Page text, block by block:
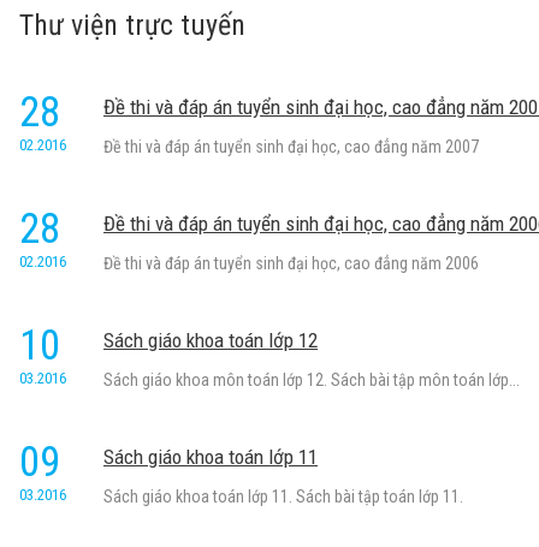
Thư viện trực tuyến
28
02.2016
Đề thi và đáp án tuyển sinh đại học, cao đẳng năm
Đề thi và đáp án tuyển sinh đại học, cao đẳng năm 2007
28
02.2016
Đề thi và đáp án tuyển sinh đại học, cao đẳng năm
Đề thi và đáp án tuyển sinh đại học, cao đẳng năm 2006
10
03.2016
Sách giáo khoa toán lớp 12
Sách giáo khoa môn toán lớp 12. Sách bài tập môn toán lớp...
09
03.2016
Sách giáo khoa toán lớp 11
Sách giáo khoa toán lớp 11. Sách bài tập toán lớp 11.